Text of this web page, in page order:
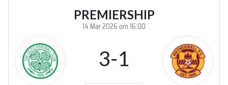
PREMIERSHIP
14 Mar 2026 om 16:00
3-1